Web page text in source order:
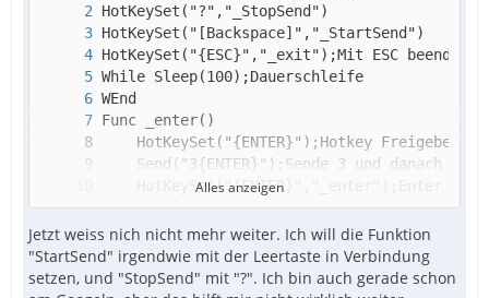
Alles anzeigen
Jetzt weiss nich nicht mehr weiter. Ich will die Funktion
"StartSend" irgendwie mit der Leertaste in Verbindung
setzen, und "StopSend" mit "?". Ich bin auch gerade schon